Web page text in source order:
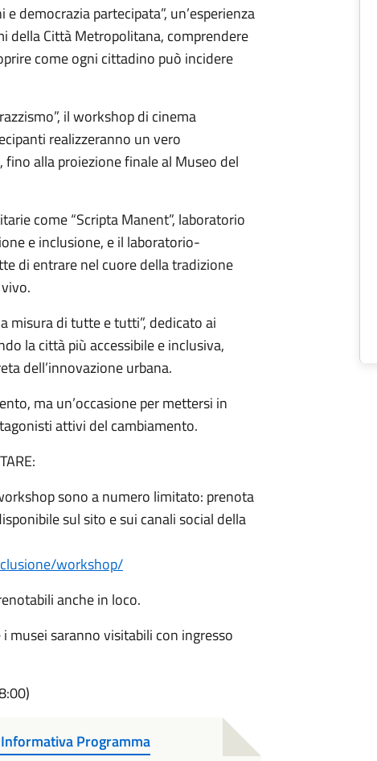
democrazia partecipata”, un’esperienza
della Città Metropolitana, comprendere
come ogni cittadino può incidere
il workshop di cinema
realizzeranno un vero
alla proiezione finale al Museo del
come “Scripta Manent”, laboratorio
e inclusione, e il laboratorio-
di entrare nel cuore della tradizione
misura di tutte e tutti”, dedicato ai
la città più accessibile e inclusiva,
dell’innovazione urbana.
ma un’occasione per mettersi in
attivi del cambiamento.
sono a numero limitato: prenota
sul sito e sui canali social della
workshop/
anche in loco.
musei saranno visitabili con ingresso
Programma